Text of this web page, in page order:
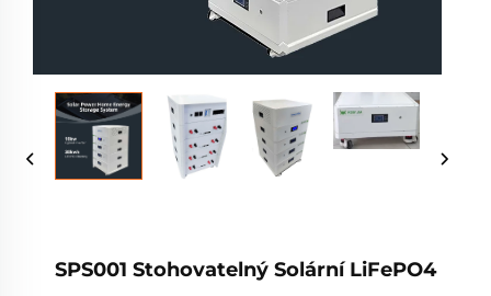
SPS001 Stohovatelný Solární LiFePO4